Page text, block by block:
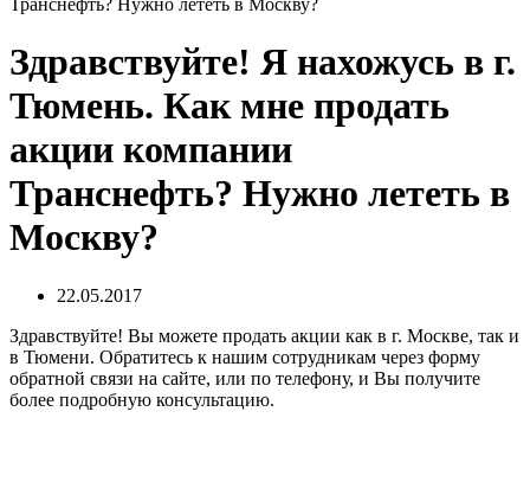
Транснефть? Нужно лететь в Москву?
Здравствуйте! Я нахожусь в г.
Тюмень. Как мне продать
акции компании
Транснефть? Нужно лететь в
Москву?
22.05.2017
Здравствуйте! Вы можете продать акции как в г. Москве, так и
в Тюмени. Обратитесь к нашим сотрудникам через форму
обратной связи на сайте, или по телефону, и Вы получите
более подробную консультацию.